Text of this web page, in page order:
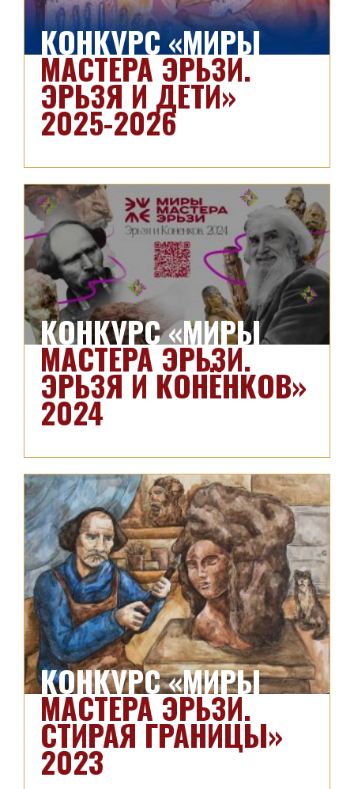
КОНКУРС «МИРЫ
МАСТЕРА ЭРЬЗИ.
ЭРЬЗЯ И ДЕТИ»
2025-2026
КОНКУРС «МИРЫ
МАСТЕРА ЭРЬЗИ.
ЭРЬЗЯ И КОНЁНКОВ»
2024
КОНКУРС «МИРЫ
МАСТЕРА ЭРЬЗИ.
СТИРАЯ ГРАНИЦЫ»
2023